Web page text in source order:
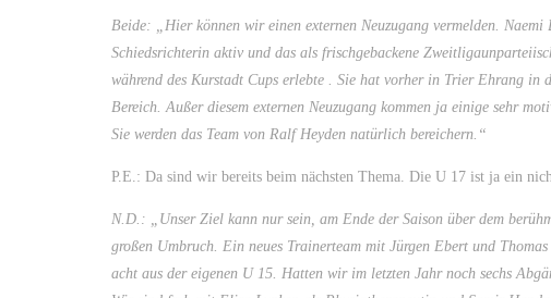
Beide: „Hier können wir einen externen Neuzugang vermelden.
Schiedsrichterin aktiv und das als frischgebackene
während des Kurstadt Cups erlebte . Sie hat vorher in Trier Ehrang
Bereich. Außer diesem externen Neuzugang kommen ja einige sehr
Sie werden das Team von Ralf Heyden natürlich bereichern.“
P.E.: Da sind wir bereits beim nächsten Thema. Die U 17 ist ja ein
N.D.: „Unser Ziel kann nur sein, am Ende der Saison über dem
großen Umbruch. Ein neues Trainerteam mit Jürgen Ebert und
acht aus der eigenen U 15. Hatten wir im letzten Jahr noch sechs